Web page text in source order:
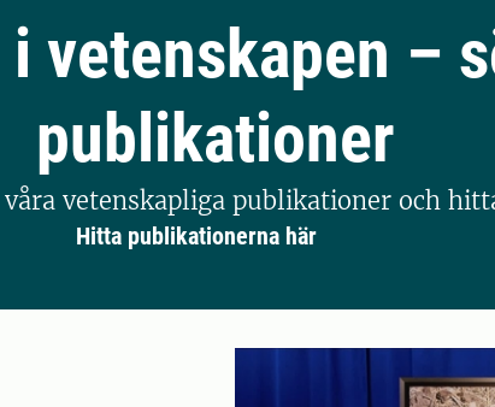
vetenskapen –
publikationer
vetenskapliga publikationer och
Hitta publikationerna här